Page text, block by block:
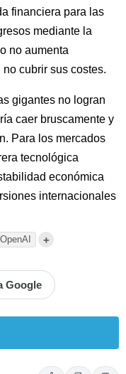
financiera para las
mediante la
no aumenta
cubrir sus costes.
gigantes no logran
caer bruscamente y
Para los mercados
tecnológica
económica
internacionales
OpenAI +
Google